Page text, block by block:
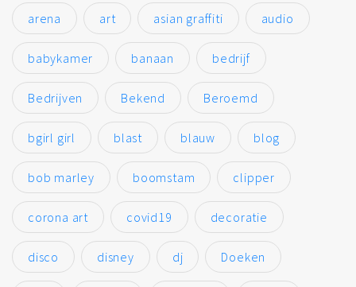
arena art asian graffiti audio
babykamer banaan bedrijf
Bedrijven Bekend Beroemd
bgirl girl blast blauw blog
bob marley boomstam clipper
corona art covid19 decoratie
disco disney dj Doeken